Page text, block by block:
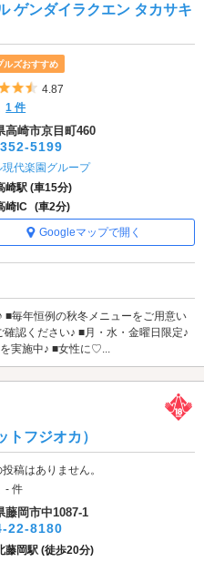
ゲンダイラクエン タカサキ
ルズおすすめ
5つ星のうち4.5
4.87
1 件
高崎市京目町460
5199
現代楽園グループ
崎駅 (車15分)
崎IC (車2分)
Googleマップで開く
毎年恒例の秋冬メニューをご用意い
認ください♪ ■月・水・金曜日限定♪
実施中♪ ■女性に♡...
フジオカ）
稿はありません。
- 件
藤岡市中1087-1
22-8180
藤岡駅 (徒歩20分)